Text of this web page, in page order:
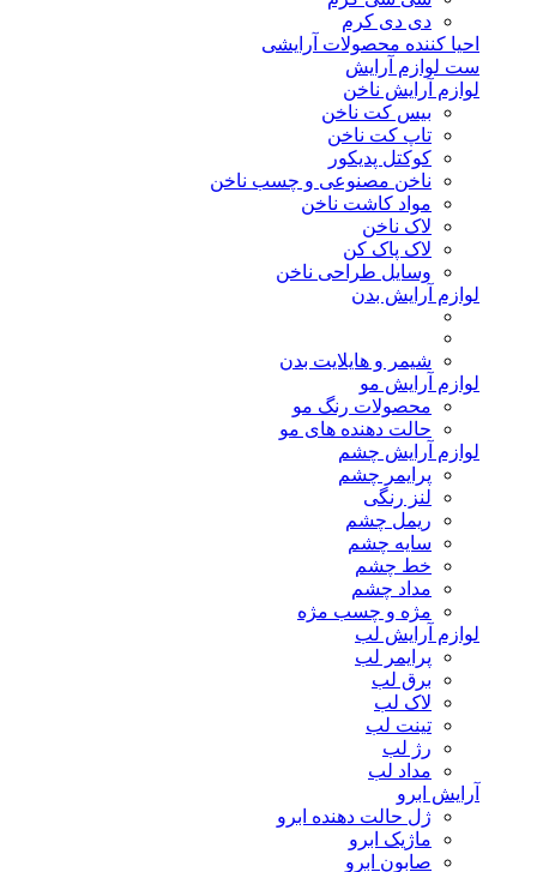
دی دی کرم
احیا کننده محصولات آرایشی
ست لوازم آرایش
لوازم آرایش ناخن
بیس کت ناخن
تاپ کت ناخن
کوکتل پدیکور
ناخن مصنوعی و چسب ناخن
مواد کاشت ناخن
لاک ناخن
لاک پاک کن
وسایل طراحی ناخن
لوازم آرایش بدن
شیمر و هایلایت بدن
لوازم آرایش مو
محصولات رنگ مو
حالت دهنده های مو
لوازم آرایش چشم
پرایمر چشم
لنز رنگی
ریمل چشم
سایه چشم
خط چشم
مداد چشم
مژه و چسب مژه
لوازم آرایش لب
پرایمر لب
برق لب
لاک لب
تینت لب
رژ لب
مداد لب
آرایش ابرو
ژل حالت دهنده ابرو
ماژیک ابرو
صابون ابرو